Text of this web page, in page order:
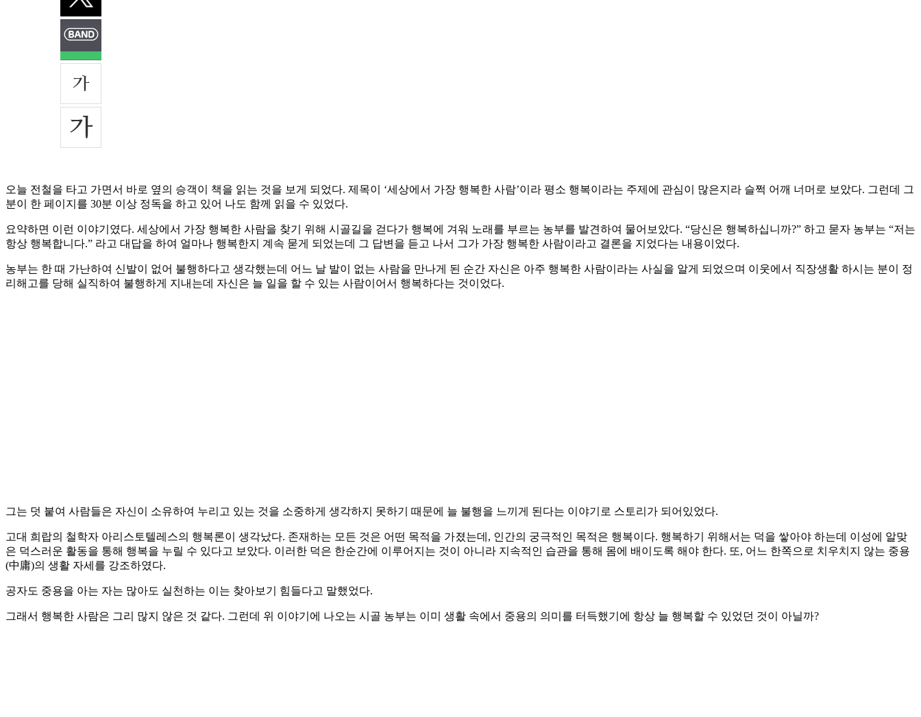
오늘 전철을 타고 가면서 바로 옆의 승객이 책을 읽는 것을 보게 되었다. 제목이 ‘세상에서 가장 행복한 사람’이라 평소 행복이라는 주제에 관심이 많은지라 슬쩍 어깨 너머로 보았다. 그런데 그
분이 한 페이지를 30분 이상 정독을 하고 있어 나도 함께 읽을 수 있었다.
요약하면 이런 이야기였다. 세상에서 가장 행복한 사람을 찾기 위해 시골길을 걷다가 행복에 겨워 노래를 부르는 농부를 발견하여 물어보았다. “당신은 행복하십니까?” 하고 묻자 농부는 “저는
항상 행복합니다.” 라고 대답을 하여 얼마나 행복한지 계속 묻게 되었는데 그 답변을 듣고 나서 그가 가장 행복한 사람이라고 결론을 지었다는 내용이었다.
농부는 한 때 가난하여 신발이 없어 불행하다고 생각했는데 어느 날 발이 없는 사람을 만나게 된 순간 자신은 아주 행복한 사람이라는 사실을 알게 되었으며 이웃에서 직장생활 하시는 분이 정
리해고를 당해 실직하여 불행하게 지내는데 자신은 늘 일을 할 수 있는 사람이어서 행복하다는 것이었다.
그는 덧 붙여 사람들은 자신이 소유하여 누리고 있는 것을 소중하게 생각하지 못하기 때문에 늘 불행을 느끼게 된다는 이야기로 스토리가 되어있었다.
고대 희랍의 철학자 아리스토텔레스의 행복론이 생각났다. 존재하는 모든 것은 어떤 목적을 가졌는데, 인간의 궁극적인 목적은 행복이다. 행복하기 위해서는 덕을 쌓아야 하는데 이성에 알맞
은 덕스러운 활동을 통해 행복을 누릴 수 있다고 보았다. 이러한 덕은 한순간에 이루어지는 것이 아니라 지속적인 습관을 통해 몸에 배이도록 해야 한다. 또, 어느 한쪽으로 치우치지 않는 중용
(中庸)의 생활 자세를 강조하였다.
공자도 중용을 아는 자는 많아도 실천하는 이는 찾아보기 힘들다고 말했었다.
그래서 행복한 사람은 그리 많지 않은 것 같다. 그런데 위 이야기에 나오는 시골 농부는 이미 생활 속에서 중용의 의미를 터득했기에 항상 늘 행복할 수 있었던 것이 아닐까?